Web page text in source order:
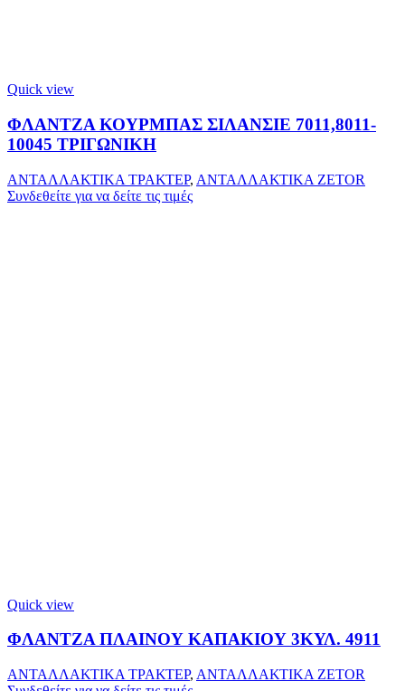
Quick view
ΦΛΑΝΤΖΑ ΚΟΥΡΜΠΑΣ ΣΙΛΑΝΣΙΕ 7011,8011-
10045 ΤΡΙΓΩΝΙΚΗ
ΑΝΤΑΛΛΑΚΤΙΚΑ ΤΡΑΚΤΕΡ, ΑΝΤΑΛΛΑΚΤΙΚΑ ZETOR
Συνδεθείτε για να δείτε τις τιμές
Quick view
ΦΛΑΝΤΖΑ ΠΛΑΙΝΟΥ ΚΑΠΑΚΙΟΥ 3ΚΥΛ. 4911
ΑΝΤΑΛΛΑΚΤΙΚΑ ΤΡΑΚΤΕΡ, ΑΝΤΑΛΛΑΚΤΙΚΑ ZETOR